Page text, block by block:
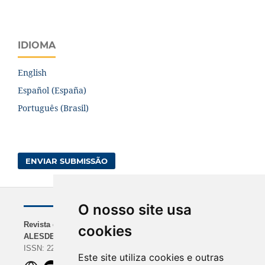
O nosso site usa
cookies
Este site utiliza cookies e outras
IDIOMA
English
Español (España)
Português (Brasil)
ENVIAR SUBMISSÃO
Revista da
ALESDE
ISSN: 2238-0000
NAVEGAÇÃO
Sobre a Revista
Autores
ROAD | Dimensions |